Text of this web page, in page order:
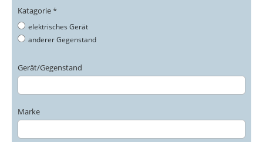
Katagorie *
elektrisches Gerät
anderer Gegenstand
Gerät/Gegenstand
Marke